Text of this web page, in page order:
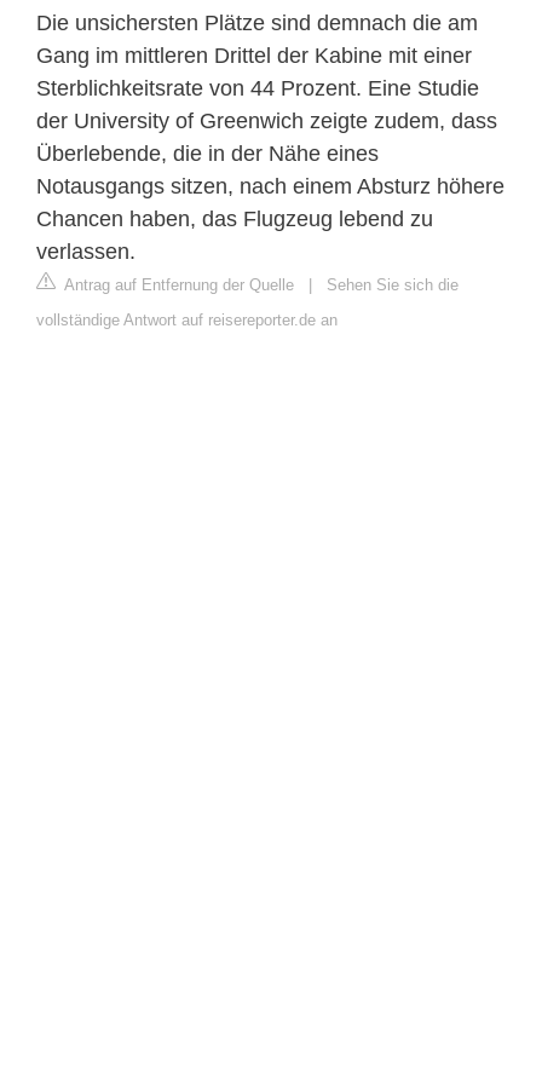
Die unsichersten Plätze sind demnach die am
Gang im mittleren Drittel der Kabine mit einer
Sterblichkeitsrate von 44 Prozent. Eine Studie
der University of Greenwich zeigte zudem, dass
Überlebende, die in der Nähe eines
Notausgangs sitzen, nach einem Absturz höhere
Chancen haben, das Flugzeug lebend zu
verlassen.
Antrag auf Entfernung der Quelle | Sehen Sie sich die
vollständige Antwort auf reisereporter.de an